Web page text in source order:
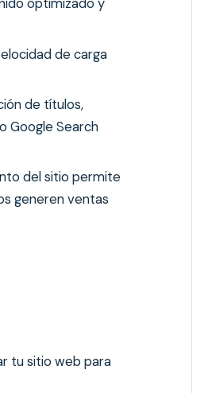
optimizado y
de carga
de títulos,
Google Search
del sitio permite
generen ventas
tu sitio web para